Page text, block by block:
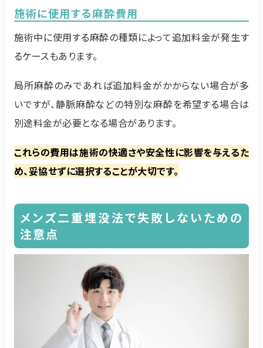
施術に使用する麻酔費用
施術中に使用する麻酔の種類によって追加料金が発生す
るケースもあります。
局所麻酔のみであれば追加料金がかからない場合が多
いですが、静脈麻酔などの特別な麻酔を希望する場合は
別途料金が必要となる場合があります。
これらの費用は施術の快適さや安全性に影響を与えるた
め、妥協せずに選択することが大切です。
メンズ二重埋没法で失敗しないための
注意点